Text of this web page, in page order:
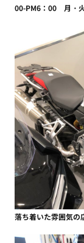
00-PM6：00 月・
落ち着いた雰囲気